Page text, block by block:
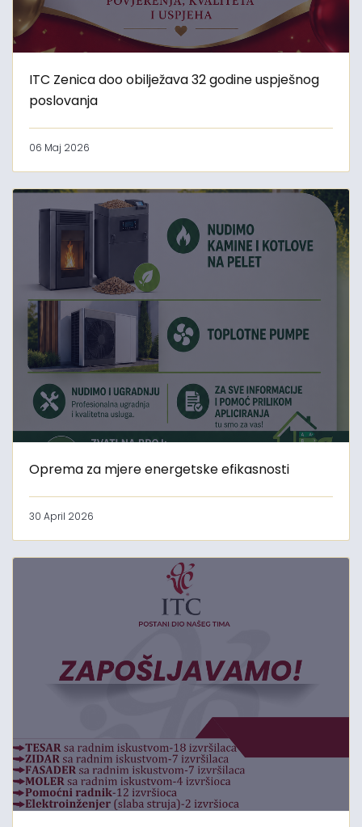
ITC Zenica doo obilježava 32 godine uspješnog
poslovanja
06 Maj 2026
Oprema za mjere energetske efikasnosti
30 April 2026